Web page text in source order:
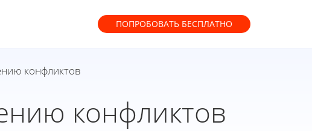
ПОПРОБОВАТЬ БЕСПЛАТНО
конфликтов
конфликтов